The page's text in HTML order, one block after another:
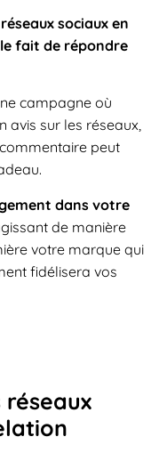
sociaux en
fait de répondre
campagne où
avis sur les réseaux,
peut
dans votre
de manière
votre marque qui
fidélisera vos